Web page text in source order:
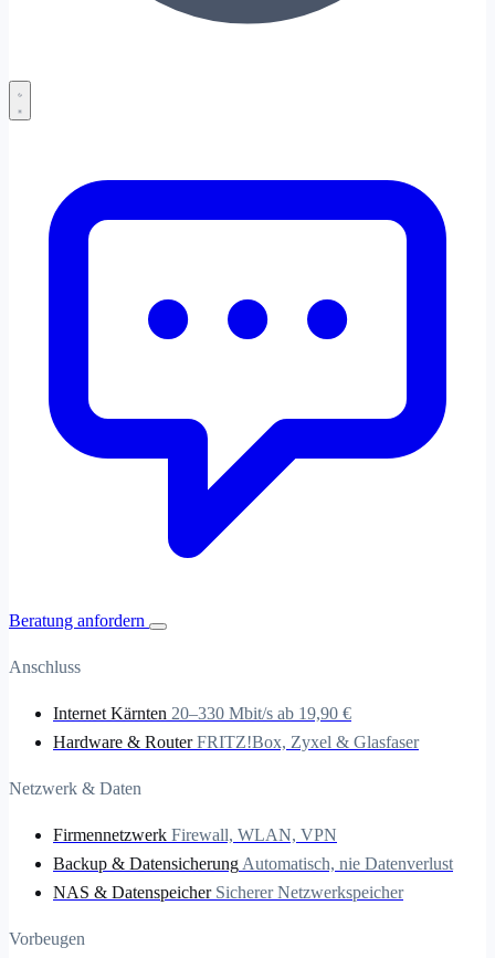
Beratung anfordern
Anschluss
Internet Kärnten 20–330 Mbit/s ab 19,90 €
Hardware & Router FRITZ!Box, Zyxel & Glasfaser
Netzwerk & Daten
Firmennetzwerk Firewall, WLAN, VPN
Backup & Datensicherung Automatisch, nie Datenverlust
NAS & Datenspeicher Sicherer Netzwerkspeicher
Vorbeugen